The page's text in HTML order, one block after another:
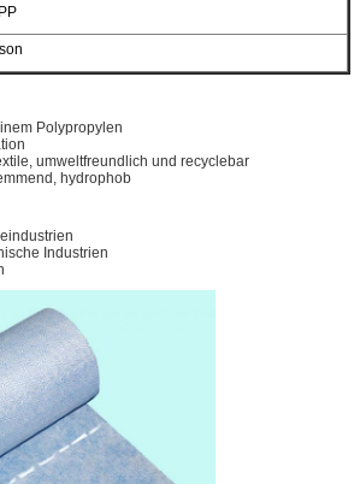
Polypropylen
umweltfreundlich und recyclebar
hydrophob
Industrien